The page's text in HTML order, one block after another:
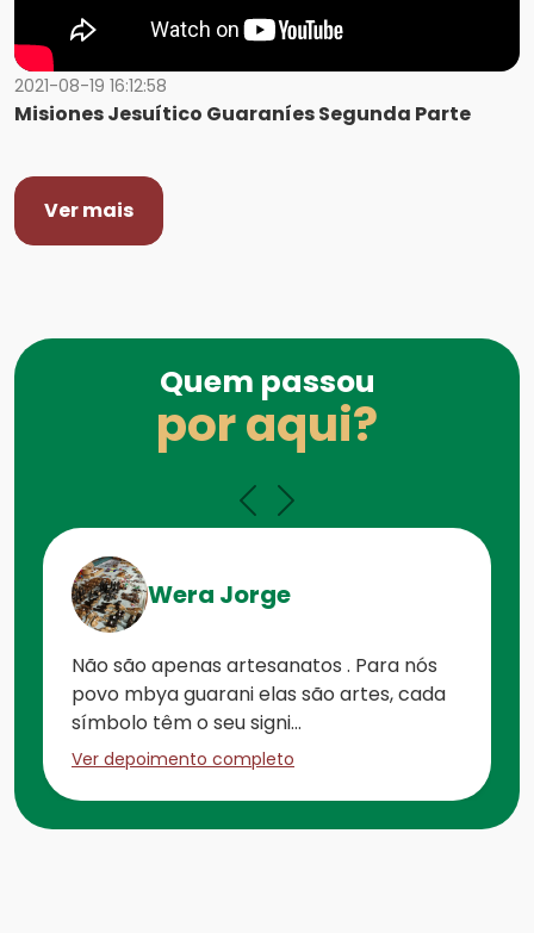
2021-08-19 16:12:58
Misiones Jesuítico Guaraníes Segunda Parte
Ver mais
Quem passou
por aqui?
Wera Jorge
Não são apenas artesanatos . Para nós
povo mbya guarani elas são artes, cada
símbolo têm o seu signi...
Ver depoimento completo